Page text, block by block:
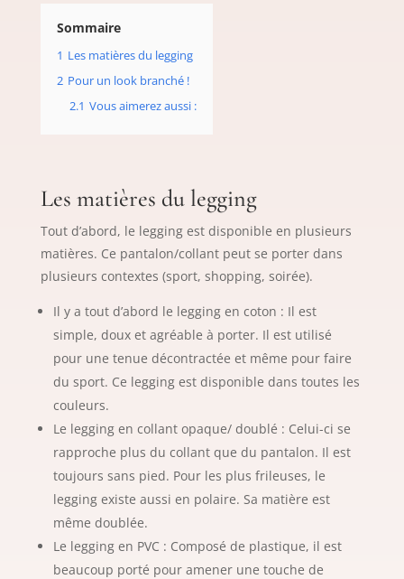
Sommaire
1 Les matières du legging
2 Pour un look branché !
2.1 Vous aimerez aussi :
Les matières du legging
Tout d’abord, le legging est disponible en plusieurs
matières. Ce pantalon/collant peut se porter dans
plusieurs contextes (sport, shopping, soirée).
Il y a tout d’abord le legging en coton : Il est
simple, doux et agréable à porter. Il est utilisé
pour une tenue décontractée et même pour faire
du sport. Ce legging est disponible dans toutes les
couleurs.
Le legging en collant opaque/ doublé : Celui-ci se
rapproche plus du collant que du pantalon. Il est
toujours sans pied. Pour les plus frileuses, le
legging existe aussi en polaire. Sa matière est
même doublée.
Le legging en PVC : Composé de plastique, il est
beaucoup porté pour amener une touche de